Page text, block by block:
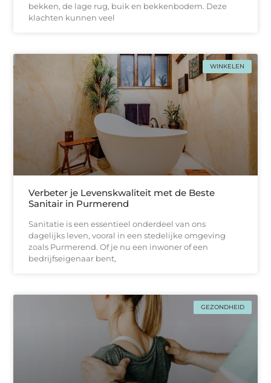
bekken, de lage rug, buik en bekkenbodem. Deze
klachten kunnen veel
WINKELEN
Verbeter je Levenskwaliteit met de Beste
Sanitair in Purmerend
Sanitatie is een essentieel onderdeel van ons
dagelijks leven, vooral in een stedelijke omgeving
zoals Purmerend. Of je nu een inwoner of een
bedrijfseigenaar bent,
GEZONDHEID